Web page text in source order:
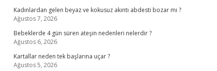
Kadınlardan gelen beyaz ve kokusuz akıntı abdesti bozar mı ?
Ağustos 7, 2026
Bebeklerde 4 gün süren ateşin nedenleri nelerdir ?
Ağustos 6, 2026
Kartallar neden tek başlarına uçar ?
Ağustos 5, 2026